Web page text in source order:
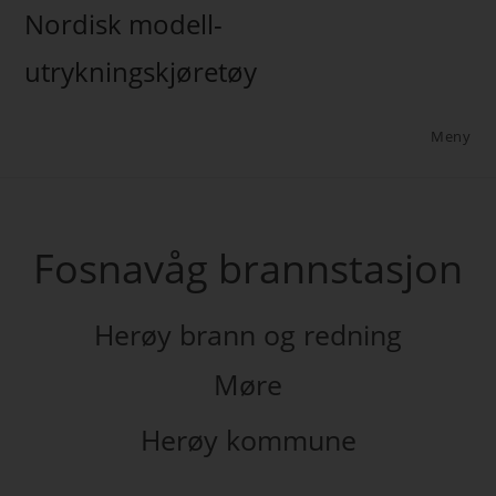
Nordisk modell-
utrykningskjøretøy
Meny
Fosnavåg brannstasjon
Herøy brann og redning
Møre
Herøy kommune